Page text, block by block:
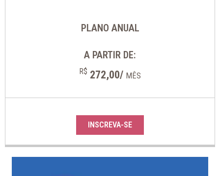
PLANO ANUAL
A PARTIR DE:
R$ 272,00/ MÊS
INSCREVA-SE